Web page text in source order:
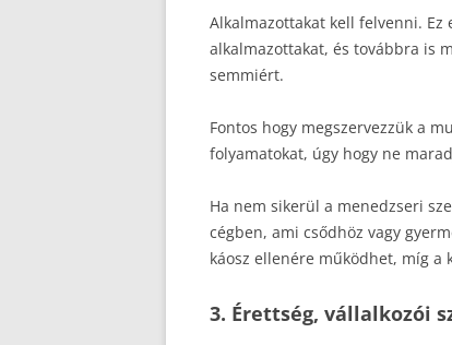
Alkalmazottakat kell felvenni. Ez
alkalmazottakat, és továbbra is
semmiért.
Fontos hogy megszervezzük a
folyamatokat, úgy hogy ne
Ha nem sikerül a menedzseri
cégben, ami csődhöz vagy
káosz ellenére működhet, míg a
3. Érettség, vállalkozói